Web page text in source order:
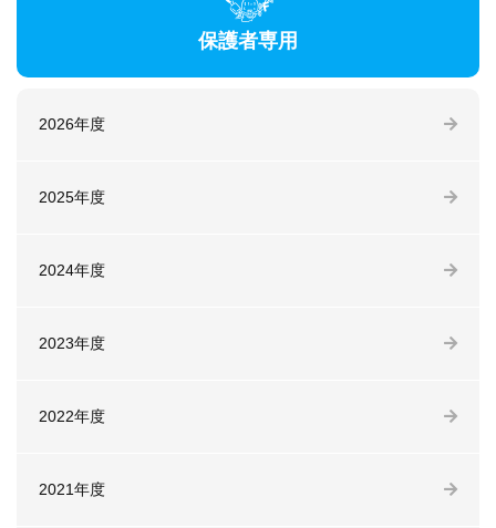
保護者専用
2026年度
2025年度
2024年度
2023年度
2022年度
2021年度